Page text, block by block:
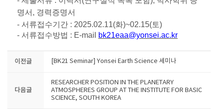
명서 , 경력증명서
- 서류접수기간 : 2025.02.11(화)~02.15(토)
- 서류접수방법 : E-mail bk21eaa@yonsei.ac.kr
이전글 [BK21 Seminar] Yonsei Earth Science 세미나
다음글
RESEARCHER POSITION IN THE PLANETARY
ATMOSPHERES GROUP AT THE INSTITUTE FOR BASIC
SCIENCE, SOUTH KOREA